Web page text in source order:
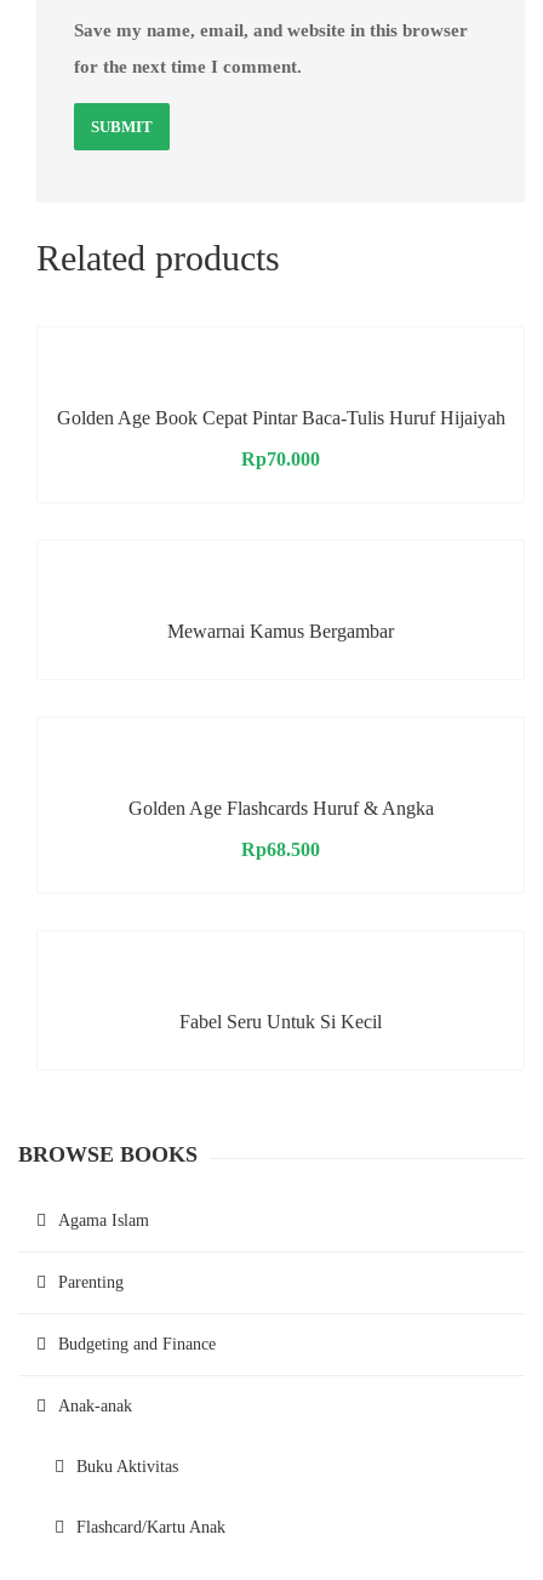
Save my name, email, and website in this browser
for the next time I comment.
Related products
Golden Age Book Cepat Pintar Baca-Tulis Huruf Hijaiyah
Rp70.000
Mewarnai Kamus Bergambar
Golden Age Flashcards Huruf & Angka
Rp68.500
Fabel Seru Untuk Si Kecil
BROWSE BOOKS
Agama Islam
Parenting
Budgeting and Finance
Anak-anak
Buku Aktivitas
Flashcard/Kartu Anak